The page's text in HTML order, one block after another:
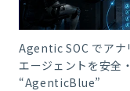
Agentic SOC でアナ
エージェントを安全
“AgenticBlue”